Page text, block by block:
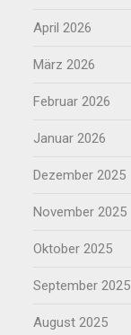
April 2026
März 2026
Februar 2026
Januar 2026
Dezember 2025
November 2025
Oktober 2025
September 2025
August 2025